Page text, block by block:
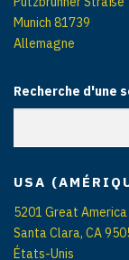
Munich 81739
Allemagne
Recherche d'une
USA
5201 Great America
Santa Clara, CA
États-Unis